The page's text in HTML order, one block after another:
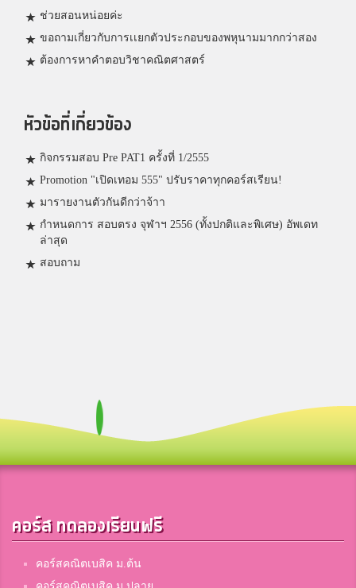
ช่วยสอนหน่อยค่ะ
ขอถามเกี่ยวกับการเเยกตัวประกอบของพหุนามมากกว่าสอง
ต้องการหาคำตอบวิชาคณิตศาสตร์
หัวข้อที่เกี่ยวข้อง
กิจกรรมสอบ Pre PAT1 ครั้งที่ 1/2555
Promotion "เปิดเทอม 555" ปรับราคาทุกคอร์สเรียน!
มารายงานตัวกันดีกว่าจ้าา
กำหนดการ สอบตรง จุฬาฯ 2556 (ทั้งปกติและพิเศษ) อัพเดท
ล่าสุด
สอบถาม
คอร์ส ทดลองเรียนฟรี
คอร์สคณิตเบสิค ม.ต้น